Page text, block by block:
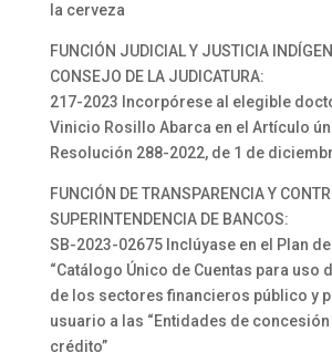
la cerveza
FUNCIÓN JUDICIAL Y JUSTICIA
CONSEJO DE LA JUDICATURA:
217-2023 Incorpórese al elegible
Vinicio Rosillo Abarca en el Artículo
Resolución 288-2022, de 1 de
FUNCIÓN DE TRANSPARENCIA Y
SUPERINTENDENCIA DE BANCOS:
SB-2023-02675 Inclúyase en el Plan de
“Catálogo Único de Cuentas para uso
de los sectores financieros público y
usuario a las “Entidades de
crédito”